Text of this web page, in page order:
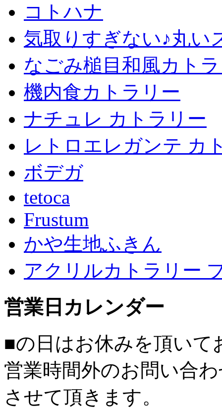
コトハナ
気取りすぎない♪丸い
なごみ槌目和風カト
機内食カトラリー
ナチュレ カトラリー
レトロエレガンテ カ
ボデガ
tetoca
Frustum
かや生地ふきん
アクリルカトラリー
営業日カレンダー
■の日はお休みを頂いて
営業時間外のお問い合
させて頂きます。